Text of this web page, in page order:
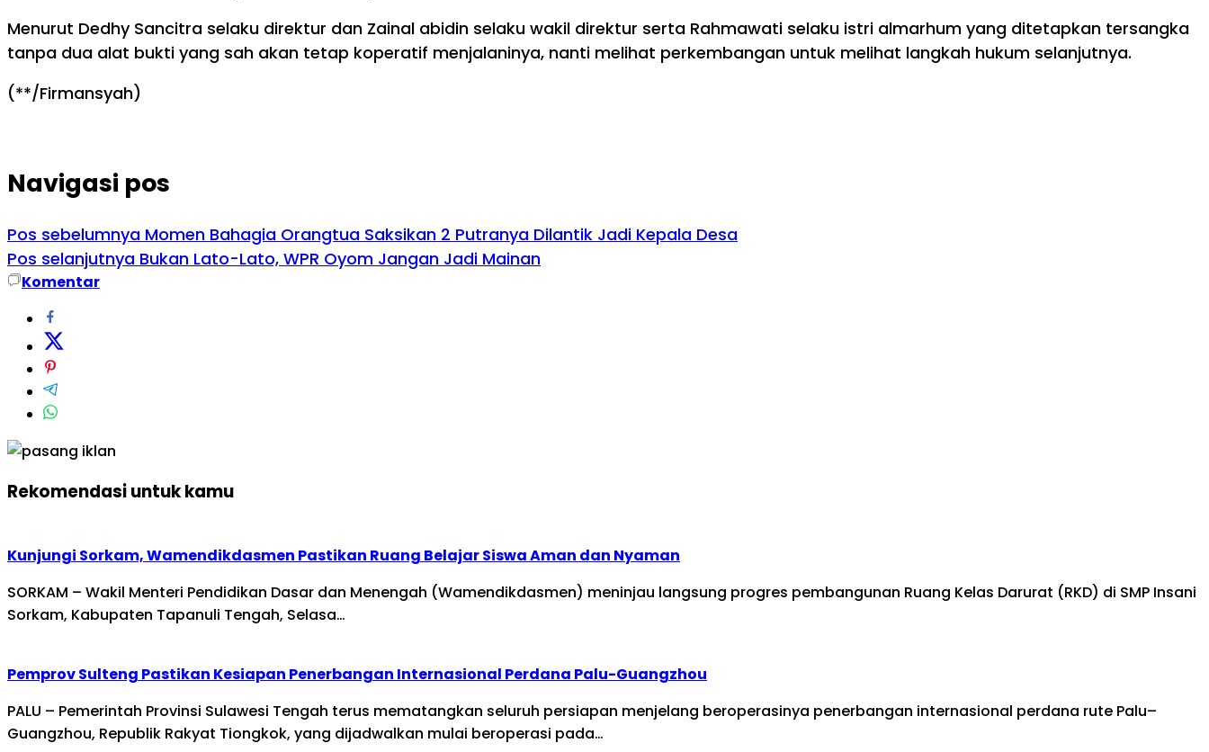
Menurut Dedhy Sancitra selaku direktur dan Zainal abidin selaku wakil direktur serta Rahmawati selaku istri almarhum yang ditetapkan tersangka
tanpa dua alat bukti yang sah akan tetap koperatif menjalaninya, nanti melihat perkembangan untuk melihat langkah hukum selanjutnya.
(**/Firmansyah)
Navigasi pos
Pos sebelumnya Momen Bahagia Orangtua Saksikan 2 Putranya Dilantik Jadi Kepala Desa
Pos selanjutnya Bukan Lato-Lato, WPR Oyom Jangan Jadi Mainan
Komentar
Rekomendasi untuk kamu
Kunjungi Sorkam, Wamendikdasmen Pastikan Ruang Belajar Siswa Aman dan Nyaman
SORKAM – Wakil Menteri Pendidikan Dasar dan Menengah (Wamendikdasmen) meninjau langsung progres pembangunan Ruang Kelas Darurat (RKD) di SMP Insani
Sorkam, Kabupaten Tapanuli Tengah, Selasa…
Pemprov Sulteng Pastikan Kesiapan Penerbangan Internasional Perdana Palu-Guangzhou
PALU – Pemerintah Provinsi Sulawesi Tengah terus mematangkan seluruh persiapan menjelang beroperasinya penerbangan internasional perdana rute Palu–
Guangzhou, Republik Rakyat Tiongkok, yang dijadwalkan mulai beroperasi pada…